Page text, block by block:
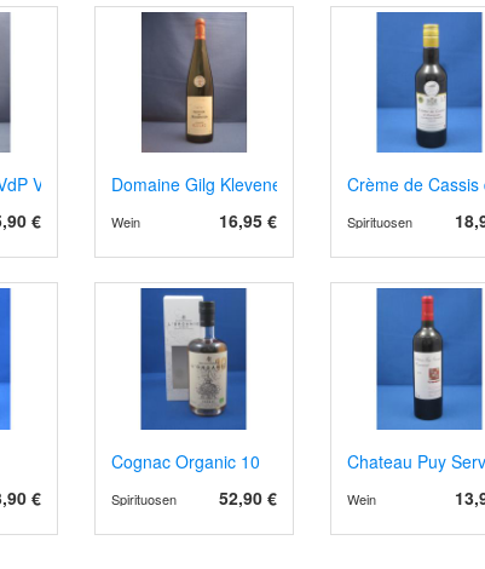
Val de Loire 2023
€
Domaine Gilg Klevener de Heiligenstein 2023/4
16,95 €
Wein
Crème de
Spirituosen
€
Cognac Organic 10
52,90 €
Spirituosen
Chateau Puy
Wein